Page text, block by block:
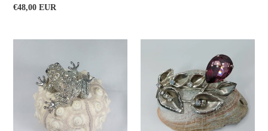
Κανονική
€48,00 EUR
ΚΑΡΦΙΤΣΑ
"ΠΡΙΓΚΙΠΑΣ
ΒΑΤΡΑΧΟΣ"
ΣΤΡΑΣΣΑΚΙΑ
ΑΝΟΞΕΙΔΩΤΗ
ΚΛΑΔΙ
ΦΥΛΛΑ